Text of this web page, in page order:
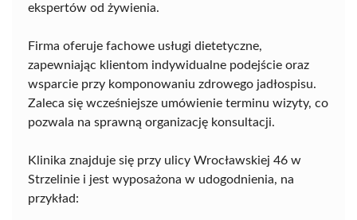
ekspertów od żywienia.
Firma oferuje fachowe usługi dietetyczne,
zapewniając klientom indywidualne podejście oraz
wsparcie przy komponowaniu zdrowego jadłospisu.
Zaleca się wcześniejsze umówienie terminu wizyty, co
pozwala na sprawną organizację konsultacji.
Klinika znajduje się przy ulicy Wrocławskiej 46 w
Strzelinie i jest wyposażona w udogodnienia, na
przykład: